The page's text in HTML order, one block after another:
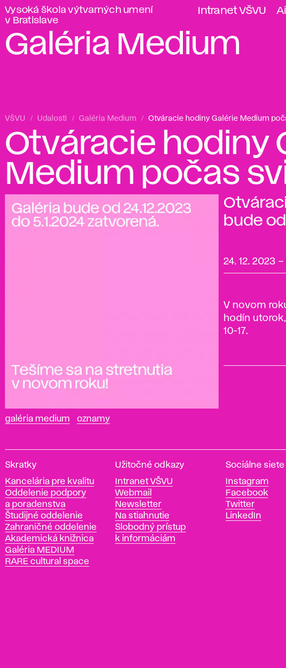
Vysoká škola výtvarných umení
v Bratislave
Intranet VŠVU
Galéria Medium
VŠVU Udalosti Galéria Medium Otváracie hodiny Galérie Medium
Otváracie hodiny
Medium počas
galéria medium oznamy
bude od
24. 12. 2023 –
V novom
hodín
10-17.
V
s
o
k
á
š
k
o
l
Skratky
Kancelária pre kvalitu
Oddelenie podpory
a poradenstva
Študijné oddelenie
Zahraničné oddelenie
Akademická knižnica
Galéria MEDIUM
RARE cultural space
Užitočné odkazy
Intranet VŠVU
Webmail
Newsletter
Na stiahnutie
Slobodný prístup
k informáciám
Sociálne siete
Instagram
Facebook
Twitter
LinkedIn